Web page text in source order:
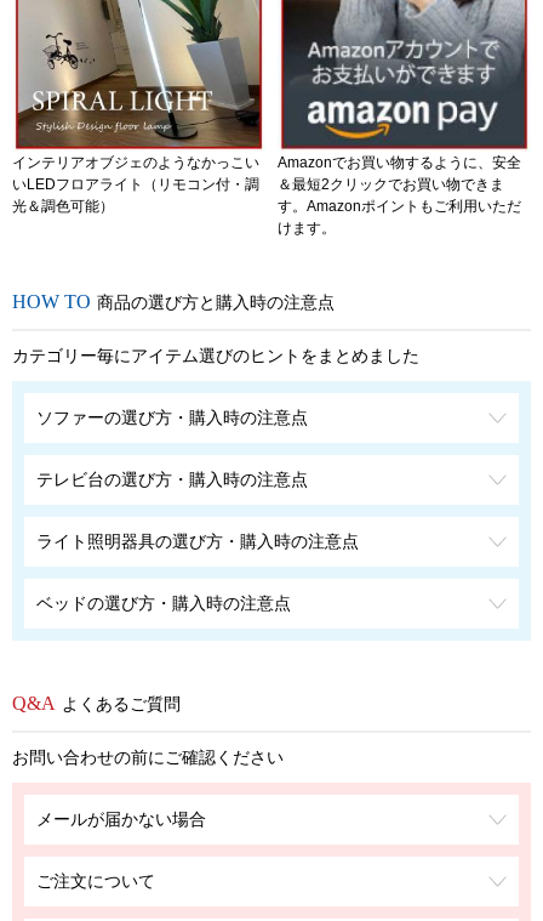
インテリアオブジェのようなかっこい
いLEDフロアライト（リモコン付・調
光＆調色可能）
Amazonでお買い物するように、安全
＆最短2クリックでお買い物できま
す。Amazonポイントもご利用いただ
けます。
商品の選び方と購入時の注意点
カテゴリー毎にアイテム選びのヒントをまとめました
ソファーの選び方・購入時の注意点
テレビ台の選び方・購入時の注意点
ライト照明器具の選び方・購入時の注意点
ベッドの選び方・購入時の注意点
よくあるご質問
お問い合わせの前にご確認ください
メールが届かない場合
ご注文について